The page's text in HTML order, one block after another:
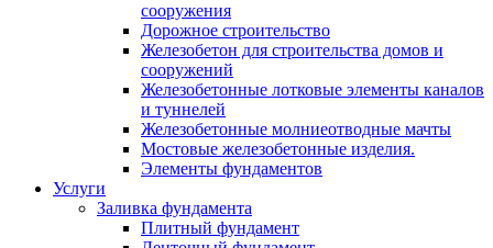
сооружения
Дорожное строительство
Железобетон для строительства домов и
сооружений
Железобетонные лотковые элементы каналов
и туннелей
Железобетонные молниеотводные мачты
Мостовые железобетонные изделия.
Элементы фундаментов
Услуги
Заливка фундамента
Плитный фундамент